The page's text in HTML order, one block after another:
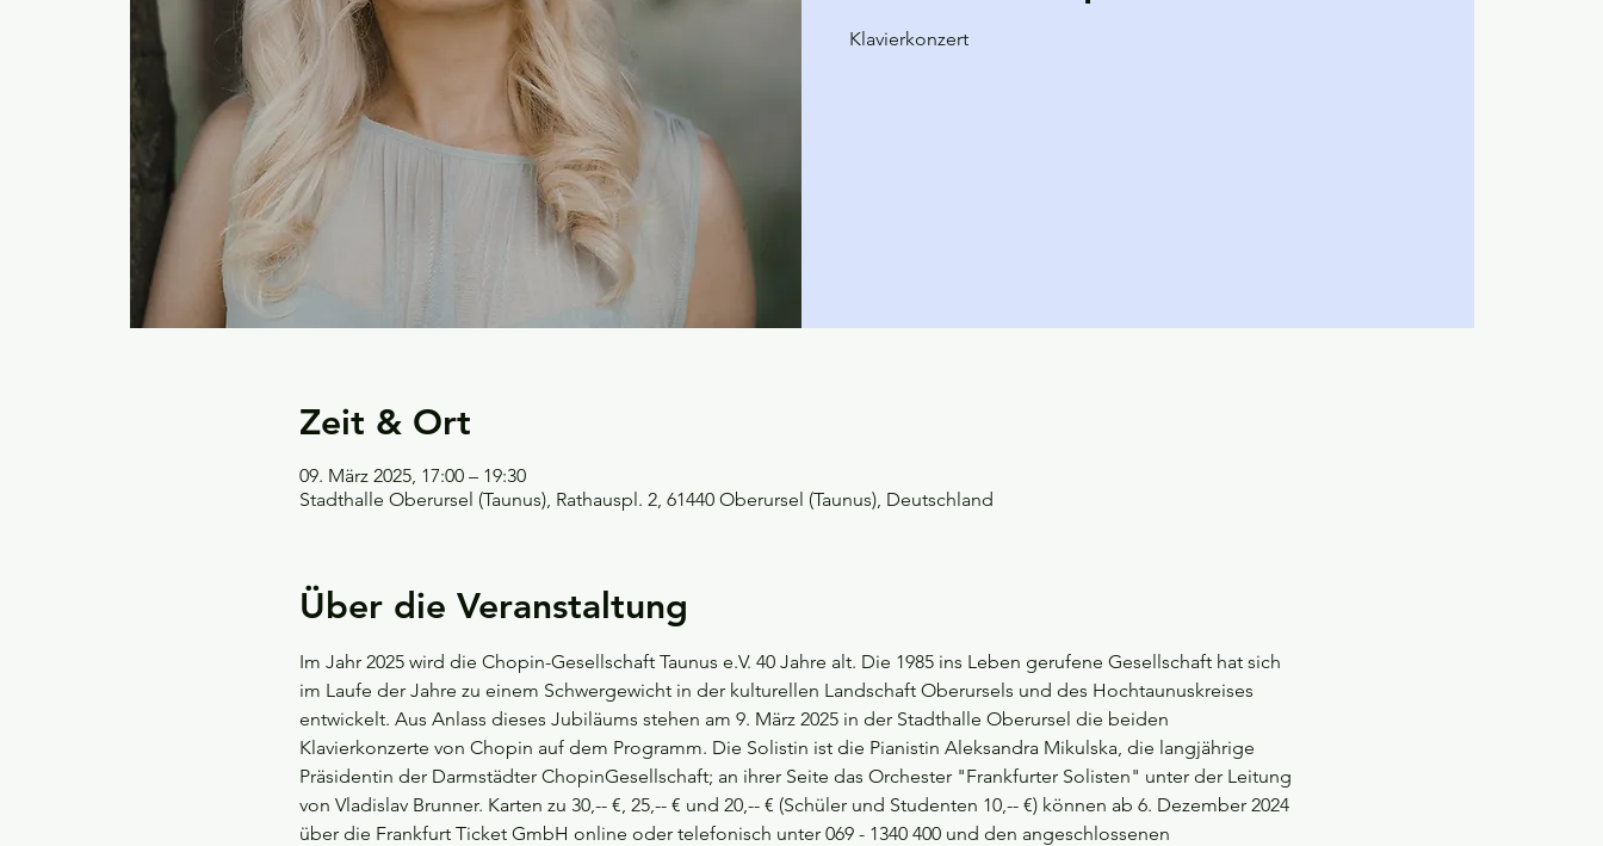
Klavierkonzert
Zeit & Ort
09. März 2025, 17:00 – 19:30
Stadthalle Oberursel (Taunus), Rathauspl. 2, 61440 Oberursel (Taunus), Deutschland
Über die Veranstaltung
Im Jahr 2025 wird die Chopin-Gesellschaft Taunus e.V. 40 Jahre alt. Die 1985 ins Leben gerufene Gesellschaft hat sich
im Laufe der Jahre zu einem Schwergewicht in der kulturellen Landschaft Oberursels und des Hochtaunuskreises
entwickelt. Aus Anlass dieses Jubiläums stehen am 9. März 2025 in der Stadthalle Oberursel die beiden
Klavierkonzerte von Chopin auf dem Programm. Die Solistin ist die Pianistin Aleksandra Mikulska, die langjährige
Präsidentin der Darmstädter ChopinGesellschaft; an ihrer Seite das Orchester "Frankfurter Solisten" unter der Leitung
von Vladislav Brunner. Karten zu 30,-- €, 25,-- € und 20,-- € (Schüler und Studenten 10,-- €) können ab 6. Dezember 2024
über die Frankfurt Ticket GmbH online oder telefonisch unter 069 - 1340 400 und den angeschlossenen